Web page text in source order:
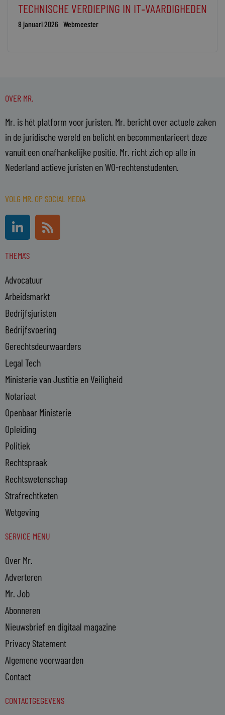
TECHNISCHE VERDIEPING IN IT‑VAARDIGHEDEN
8 januari 2026 Webmeester
OVER MR.
Mr. is hét platform voor juristen. Mr. bericht over actuele zaken
in de juridische wereld en belicht en becommentarieert deze
vanuit een onafhankelijke positie. Mr. richt zich op alle in
Nederland actieve juristen en WO-rechtenstudenten.
VOLG MR. OP SOCIAL MEDIA
i
k
d
i
n
-
i
n
R
s
THEMA'S
Advocatuur
Arbeidsmarkt
Bedrijfsjuristen
Bedrijfsvoering
Gerechtsdeurwaarders
Legal Tech
Ministerie van Justitie en Veiligheid
Notariaat
Openbaar Ministerie
Opleiding
Politiek
Rechtspraak
Rechtswetenschap
Strafrechtketen
Wetgeving
SERVICE MENU
Over Mr.
Adverteren
Mr. Job
Abonneren
Nieuwsbrief en digitaal magazine
Privacy Statement
Algemene voorwaarden
Contact
CONTACTGEGEVENS